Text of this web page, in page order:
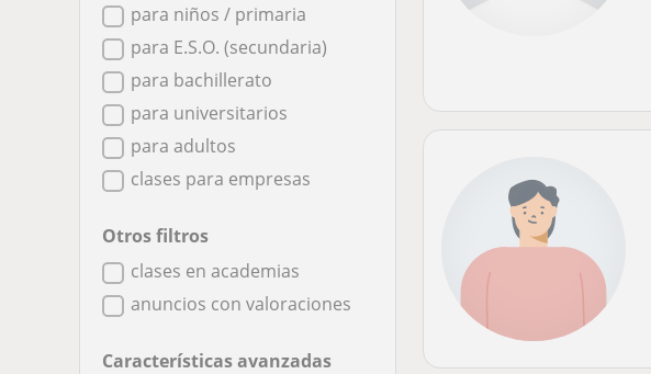
para niños / primaria
para E.S.O. (secundaria)
para bachillerato
para universitarios
para adultos
clases para empresas
Otros filtros
clases en academias
anuncios con valoraciones
Características avanzadas